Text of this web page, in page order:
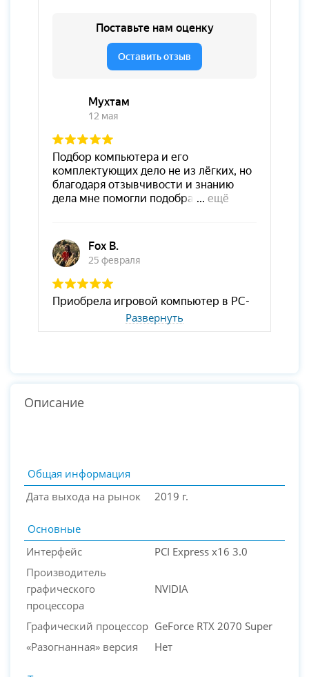
PC-Arena на карте Москвы — Яндекс Карты
Развернуть
Описание
Общая информация
Дата выхода на рынок
2019 г.
Основные
Интерфейс
PCI Express x16 3.0
Производитель
графического
процессора
NVIDIA
Графический процессор GeForce RTX 2070 Super
«Разогнанная» версия
Нет